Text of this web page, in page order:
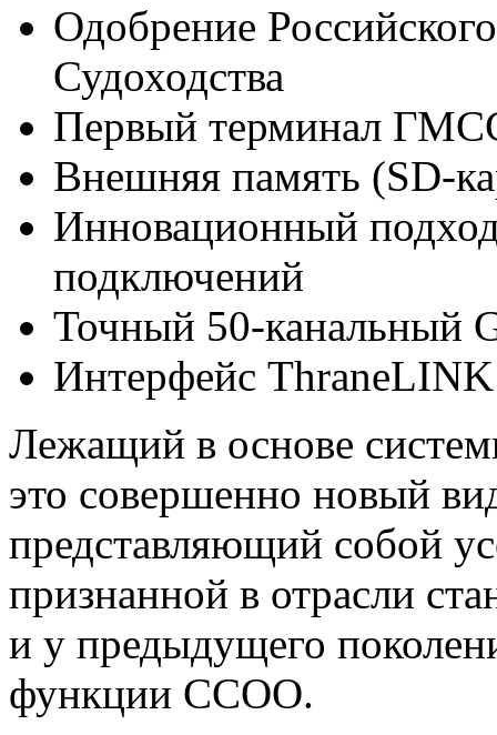
Одобрение
Судоходства
Первый терминал
Внешняя память (SD-
Инновационный
подключений
Точный 50-канальный
Интерфейс ThraneLINK
Лежащий в основе
это совершенно новый
представляющий собой
признанной в отрасли
и у предыдущего
функции ССОО.